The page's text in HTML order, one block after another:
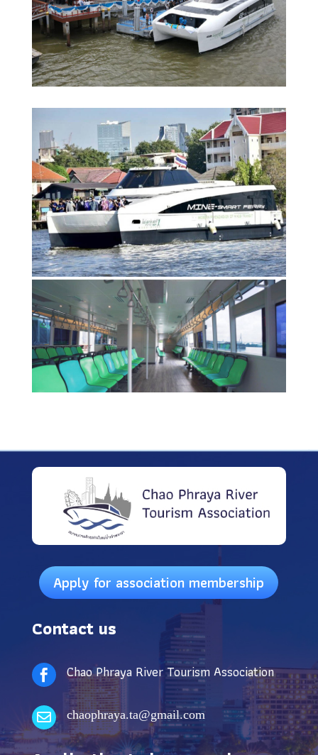
Apply for association membership
Contact us
 Chao Phraya River Tourism Association
 chaophraya.ta@gmail.com